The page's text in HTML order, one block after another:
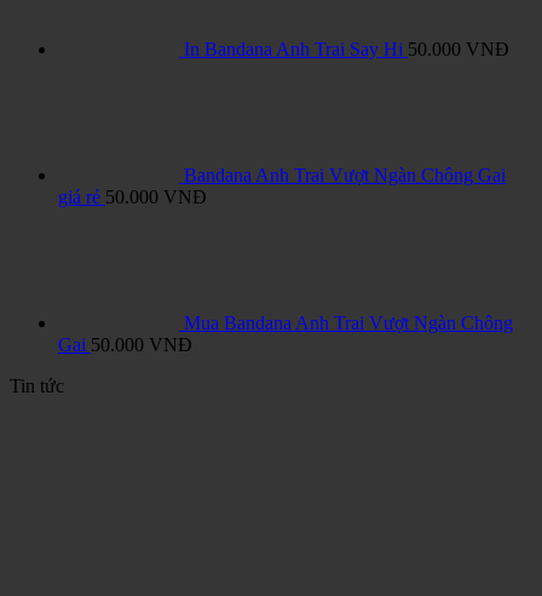
In Bandana Anh Trai Say Hi 50.000 VNĐ
Bandana Anh Trai Vượt Ngàn Chông Gai
giá rẻ 50.000 VNĐ
Mua Bandana Anh Trai Vượt Ngàn Chông
Gai 50.000 VNĐ
Tin tức